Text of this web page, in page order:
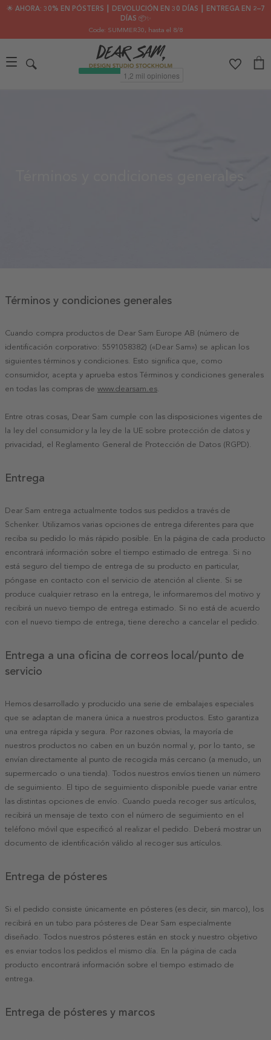
🌟 AHORA: 30% EN PÓSTERS ┃ DEVOLUCIÓN EN 30 DÍAS ┃ ENTREGA EN 2–7
DÍAS 📦✨
Code: SUMMER30, hasta el 8/8
Términos y condiciones generales
Cuando compra productos de Dear Sam Europe AB (número de
identificación corporativo: 5591058382) («Dear Sam») se aplican los
siguientes términos y condiciones. Esto significa que, como
consumidor, acepta y aprueba estos Términos y condiciones generales
en todas las compras de www.dearsam.es.
Entre otras cosas, Dear Sam cumple con las disposiciones vigentes de
la ley del consumidor y la ley de la UE sobre protección de datos y
privacidad, el Reglamento General de Protección de Datos (RGPD).
Entrega
Dear Sam entrega actualmente todos sus pedidos a través de
Schenker. Utilizamos varias opciones de entrega diferentes para que
reciba su pedido lo más rápido posible. En la página de cada producto
encontrará información sobre el tiempo estimado de entrega. Si no
está seguro del tiempo de entrega de su producto en particular,
póngase en contacto con el servicio de atención al cliente. Si se
produce cualquier retraso en la entrega, le informaremos del motivo y
recibirá un nuevo tiempo de entrega estimado. Si no está de acuerdo
con el nuevo tiempo de entrega, tiene derecho a cancelar el pedido.
Entrega a una oficina de correos local/punto de
servicio
Hemos desarrollado y producido una serie de embalajes especiales
que se adaptan de manera única a nuestros productos. Esto garantiza
una entrega rápida y segura. Por razones obvias, la mayoría de
nuestros productos no caben en un buzón normal y, por lo tanto, se
envían directamente al punto de recogida más cercano (a menudo, un
supermercado o una tienda). Todos nuestros envíos tienen un número
de seguimiento. El tipo de seguimiento disponible puede variar entre
las distintas opciones de envío. Cuando pueda recoger sus artículos,
recibirá un mensaje de texto con el número de seguimiento en el
teléfono móvil que especificó al realizar el pedido. Deberá mostrar un
documento de identificación válido al recoger sus artículos.
Entrega de pósteres
Si el pedido consiste únicamente en pósteres (es decir, sin marco), los
recibirá en un tubo para pósteres de Dear Sam especialmente
diseñado. Todos nuestros pósteres están en stock y nuestro objetivo
es enviar todos los pedidos el mismo día. En la página de cada
producto encontrará información sobre el tiempo estimado de
entrega.
Entrega de pósteres y marcos